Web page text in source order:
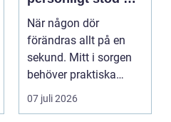
någon gått bort
När någon dör
förändras allt på en
sekund. Mitt i sorgen
behöver praktiska
frågor få svar: var ska
b...
07 juli 2026